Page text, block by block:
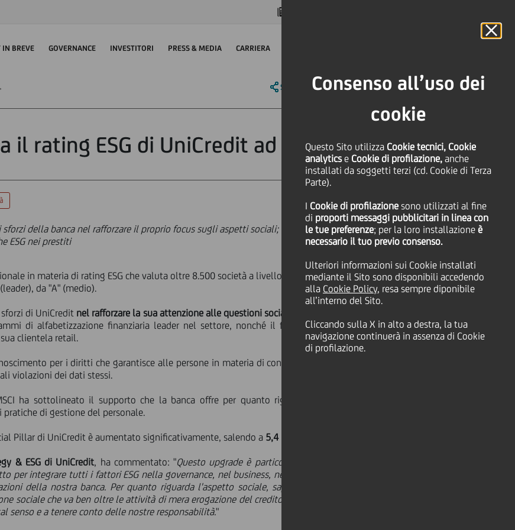
Consenso all’uso dei
cookie
Questo Sito utilizza Cookie tecnici, Cookie
analyticse Cookie di profilazione, anche
installati da soggetti terzi (cd. Cookie di Terza
Parte).
I Cookie di profilazione sono utilizzati al fine
di proporti messaggi pubblicitari in linea con
le tue preferenze; per la loro installazione è
necessario il tuo previo consenso.
Ulteriori informazioni sui Cookie installati
mediante il Sito sono disponibili accedendo
alla Cookie Policy, resa sempre diponibile
all’interno del Sito.
Cliccando sulla X in alto a destra, la tua
navigazione continuerà in assenza di Cookie
di profilazione.
IN BREVE GOVERNANCE INVESTITORI PRESS & MEDIA CARRIERA
SHARE PRINT SEND
il rating ESG di UniCredit ad 'AA'
della banca nel rafforzare il proprio focus sugli aspetti sociali; ulteriore riconoscimento di
ESG nei prestiti
in materia di rating ESG che valuta oltre 8.500 società a livello globale, ha aggiornato il
da "A" (medio).
di UniCredit nel rafforzare la sua attenzione alle questioni sociali.
di alfabetizzazione finanziaria leader nel settore, nonché il fatto che la banca non offre
clientela retail.
per i diritti che garantisce alle persone in materia di controllo dei propri dati, nonché
violazioni dei dati stessi.
ha sottolineato il supporto che la banca offre per quanto riguarda i corsi di laurea e le
di gestione del personale.
Pillar di UniCredit è aumentato significativamente, salendo a 5,4(dal precedente 3,7).
& ESG di UniCredit, ha commentato: "Questo upgrade è particolarmente gratificante perché
per integrare tutti i fattori ESG nella governance, nel business, nella gestione del rischio e del
della nostra banca. Per quanto riguarda l'aspetto sociale, sappiamo che banche come la
sociale che va ben oltre le attività di mera erogazione del credito, e continueremo a sostenere
senso e a tenere conto delle nostre responsabilità."